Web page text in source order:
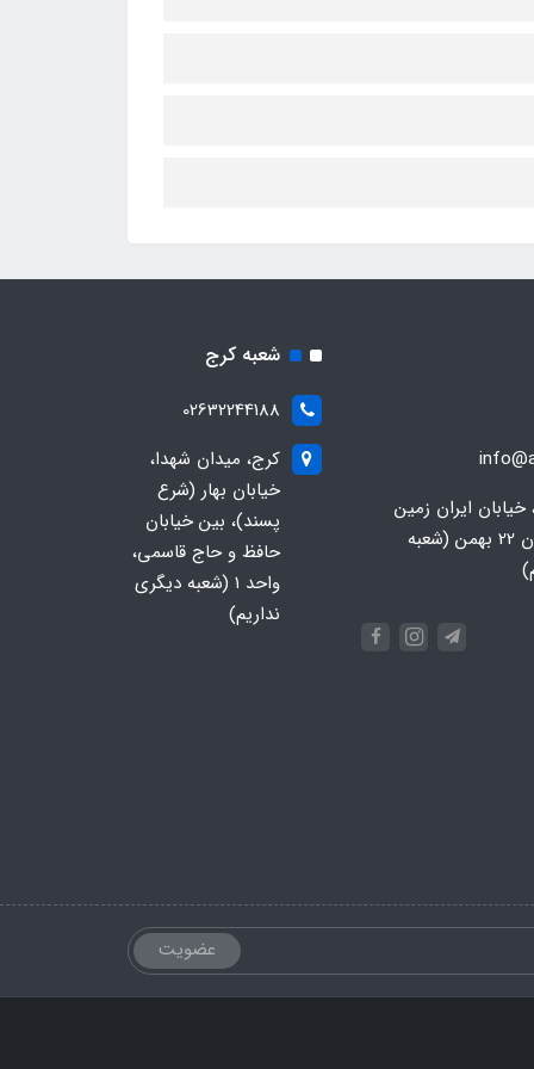
خیابان ایران زمین
جنوبی، خیابان 22 بهمن (شعبه
شعبه کرج
02632244188
کرج، میدان شهدا،
خیابان بهار (شرع
پسند)، بین خیابان
حافظ و حاج قاسمی،
واحد ۱ (شعبه دیگری
نداریم)
عضویت